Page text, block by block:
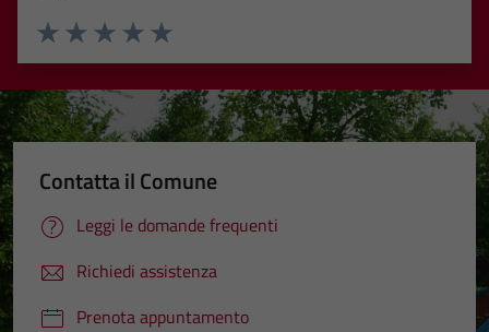
Valuta 5 stelle su 5
Valuta 4 stelle su 5
Valuta 3 stelle su 5
Valuta 2 stelle su 5
Valuta 1 stelle su 5
Contatta il Comune
Leggi le domande frequenti
Richiedi assistenza
Prenota appuntamento